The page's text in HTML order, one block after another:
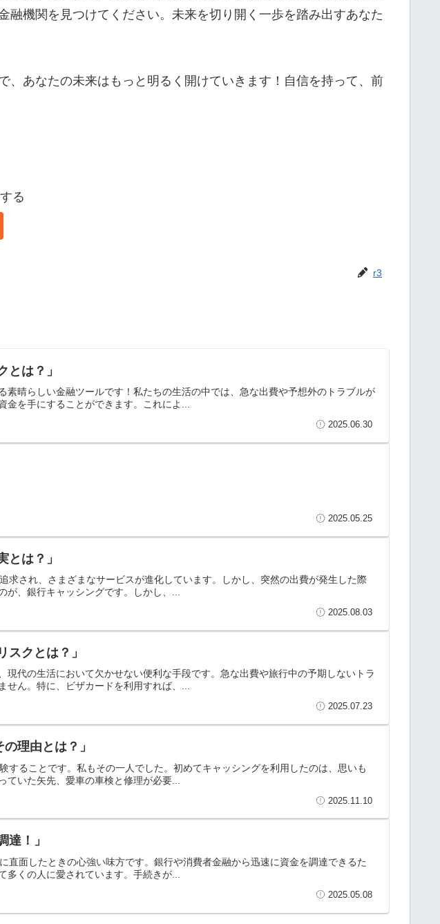
機関を見つけてください。未来を切り開く一歩を踏み出すあなた
あなたの未来はもっと明るく開けていきます！自信を持って、前
る
r3
とは？」
晴らしい金融ツールです！私たちの生活の中では、急な出費や予想外のトラブルが
金を手にすることができます。これによ...
2025.06.30
2025.05.25
とは？」
され、さまざまなサービスが進化しています。しかし、突然の出費が発生した際
が、銀行キャッシングです。しかし、...
2025.08.03
スクとは？」
代の生活において欠かせない便利な手段です。急な出費や旅行中の予期しないトラ
せん。特に、ビザカードを利用すれば、...
2025.07.23
理由とは？」
ることです。私もその一人でした。初めてキャッシングを利用したのは、思いも
いた矢先、愛車の車検と修理が必要...
2025.11.10
達！」
面したときの心強い味方です。銀行や消費者金融から迅速に資金を調達できるた
くの人に愛されています。手続きが...
2025.05.08